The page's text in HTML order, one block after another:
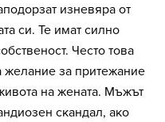
изневяра от
си. Те имат силно
Често това
желание за притежание
на жената. Мъжът
скандал, ако